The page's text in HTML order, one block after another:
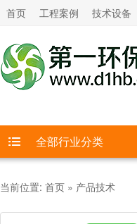
首页 工程案例 技术设备
全部行业分类
当前位置: 首页 » 产品技术